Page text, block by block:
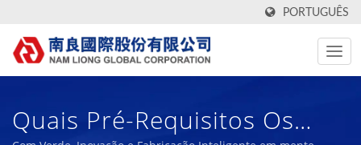
PORTUGUÊS
Quais Pré-Requisitos Os